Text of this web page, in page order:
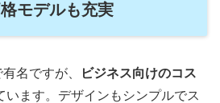
モデルも充実
名ですが、
ビジネス向けのコス
います。デザインもシンプルでス